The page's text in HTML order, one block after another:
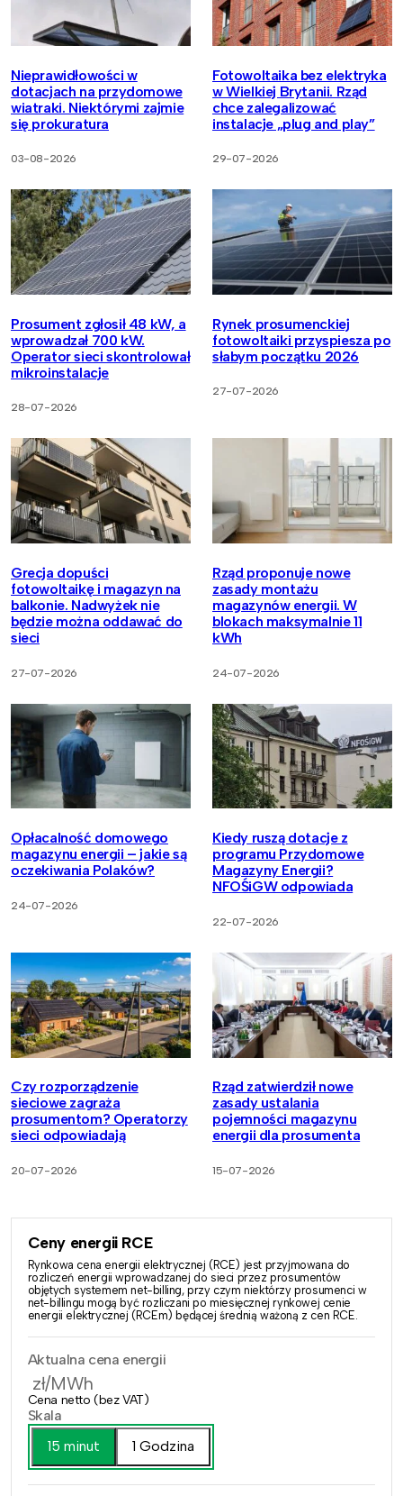
Nieprawidłowości w
dotacjach na przydomowe
wiatraki. Niektórymi zajmie
się prokuratura
03-08-2026
Fotowoltaika bez elektryka
w Wielkiej Brytanii. Rząd
chce zalegalizować
instalacje „plug and play”
29-07-2026
Prosument zgłosił 48 kW, a
wprowadzał 700 kW.
Operator sieci skontrolował
mikroinstalacje
28-07-2026
Rynek prosumenckiej
fotowoltaiki przyspiesza po
słabym początku 2026
27-07-2026
Grecja dopuści
fotowoltaikę i magazyn na
balkonie. Nadwyżek nie
będzie można oddawać do
sieci
27-07-2026
Rząd proponuje nowe
zasady montażu
magazynów energii. W
blokach maksymalnie 11
kWh
24-07-2026
Opłacalność domowego
magazynu energii – jakie są
oczekiwania Polaków?
24-07-2026
Kiedy ruszą dotacje z
programu Przydomowe
Magazyny Energii?
NFOŚiGW odpowiada
22-07-2026
Czy rozporządzenie
sieciowe zagraża
prosumentom? Operatorzy
sieci odpowiadają
20-07-2026
Rząd zatwierdził nowe
zasady ustalania
pojemności magazynu
energii dla prosumenta
15-07-2026
Ceny energii RCE
Rynkowa cena energii elektrycznej (RCE) jest przyjmowana do
rozliczeń energii wprowadzanej do sieci przez prosumentów
objętych systemem net-billing, przy czym niektórzy prosumenci w
net-billingu mogą być rozliczani po miesięcznej rynkowej cenie
energii elektrycznej (RCEm) będącej średnią ważoną z cen RCE.
Aktualna cena energii
zł/MWh
Cena netto (bez VAT)
Skala
15 minut
1 Godzina